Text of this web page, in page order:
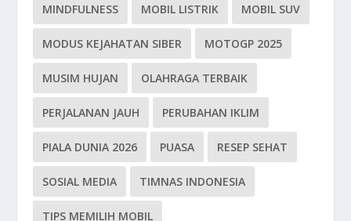
MINDFULNESS MOBIL LISTRIK MOBIL SUV
MODUS KEJAHATAN SIBER MOTOGP 2025
MUSIM HUJAN OLAHRAGA TERBAIK
PERJALANAN JAUH PERUBAHAN IKLIM
PIALA DUNIA 2026 PUASA RESEP SEHAT
SOSIAL MEDIA TIMNAS INDONESIA
TIPS MEMILIH MOBIL